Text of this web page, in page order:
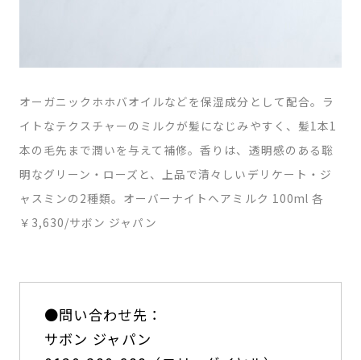
オーガニックホホバオイルなどを保湿成分として配合。ラ
イトなテクスチャーのミルクが髪になじみやすく、髪1本1
本の毛先まで潤いを与えて補修。香りは、透明感のある聡
明なグリーン・ローズと、上品で清々しいデリケート・ジ
ャスミンの2種類。オーバーナイトヘアミルク 100ml 各
￥3,630/サボン ジャパン
●問い合わせ先：
サボン ジャパン